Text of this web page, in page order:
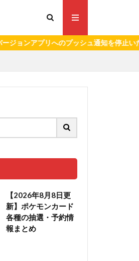
リへのプッシュ通知を停止いたします。
【2026年8月8日更
新】ポケモンカード
各種の抽選・予約情
報まとめ